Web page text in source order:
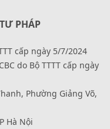
PHÁP
cấp ngày 5/7/2024
do Bộ TTTT cấp ngày
Phường Giảng Võ,
Hà Nội